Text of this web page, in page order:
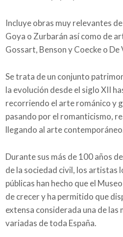
Incluye obras muy relevantes
Goya o Zurbarán así como de
Gossart, Benson y Coecke o
Se trata de un conjunto
la evolución desde el siglo XII
recorriendo el arte románico y
pasando por el romanticismo,
llegando al arte
Durante sus más de 100 años
de la sociedad civil, los artistas
públicas han hecho que el
de crecer y ha permitido que
extensa considerada una de
variadas de toda España.